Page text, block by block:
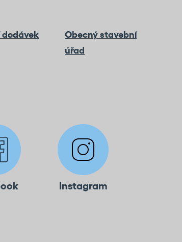
dodávek
Obecný stavební
úřad
Instagram